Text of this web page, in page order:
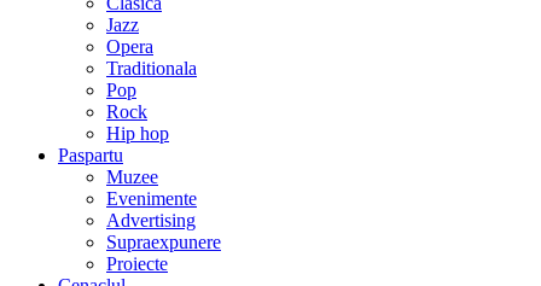
Jazz
Opera
Traditionala
Pop
Rock
Hip hop
Paspartu
Muzee
Evenimente
Advertising
Supraexpunere
Proiecte